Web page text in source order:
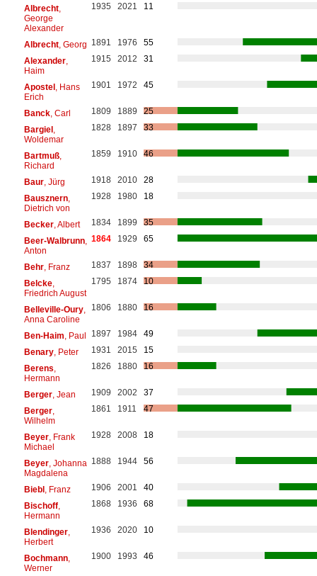
Albrecht,
George
Alexander
1935 2021 11
Albrecht, Georg 1891 1976
55
Alexander,
Haim
1915 2012 31
Apostel, Hans
Erich
1901 1972 45
Banck, Carl 1809 1889
25
Bargiel,
Woldemar
1828 1897 33
Bartmuß,
Richard
1859 1910 46
Baur, Jürg 1918 2010
28
Bausznern,
Dietrich von
1928 1980 18
Becker, Albert 1834 1899
35
Beer-Walbrunn,
Anton
1864 1929 65
Behr, Franz 1837 1898
34
Belcke,
Friedrich August
1795 1874 10
Belleville-Oury,
Anna Caroline
1806 1880 16
Ben-Haim , Paul 1897 1984
49
Benary, Peter 1931 2015
15
Berens
Hermann
1826 1880 16
Berger, Jean 1909 2002
37
Berger,
Wilhelm
1861 1911 47
Beyer, Frank
Michael
1928 2008 18
Beyer, Johanna
Magdalena
1888 1944 56
Biebl, Franz 1906 2001
40
Bischoff,
Hermann
1868 1936 68
Blendinger,
Herbert
1936 2020 10
Bochmann,
Werner
1900 1993 46